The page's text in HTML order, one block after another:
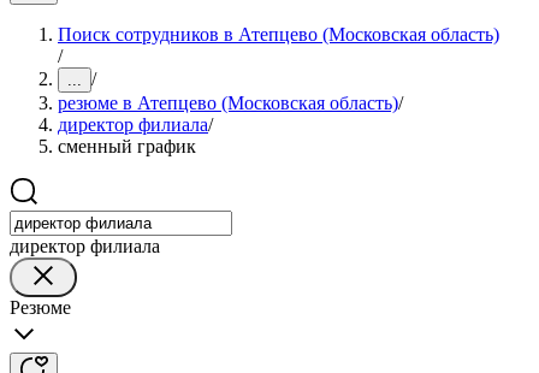
Поиск сотрудников в Атепцево (Московская область)
/
... /
резюме в Атепцево (Московская область)/
директор филиала/
сменный график
директор филиала
Резюме